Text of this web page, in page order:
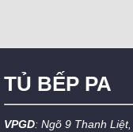
TỦ BẾP PA
VPGD: Ngõ 9 Thanh